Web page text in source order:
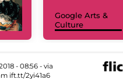
Google Arts &
Culture